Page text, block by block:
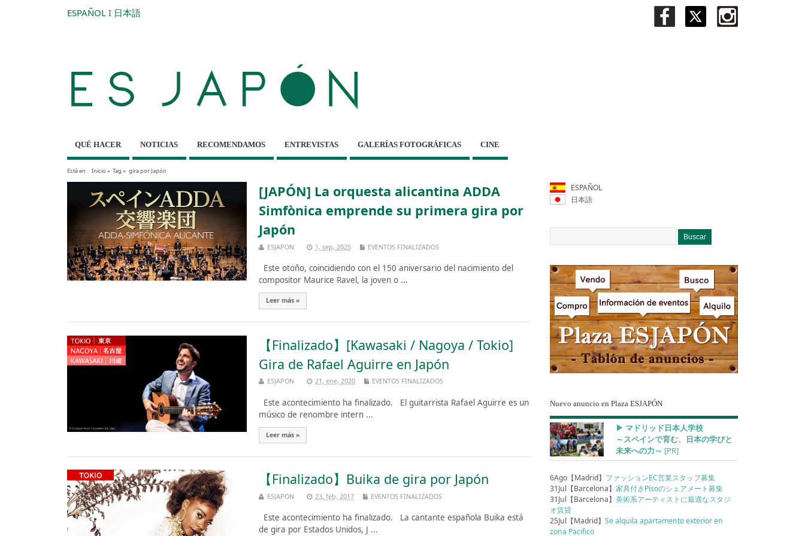
ESPAÑOL I 日本語
QUÉ HACER NOTICIAS RECOMENDAMOS ENTREVISTAS GALERÍAS FOTOGRÁFICAS CINE
Está en : Inicio» Tag » gira por Japón
[JAPÓN] La orquesta alicantina ADDA
Simfònica emprende su primera gira por
Japón
ESJAPON 1, sep, 2025 EVENTOS FINALIZADOS
Este otoño, coincidiendo con el 150 aniversario del nacimiento del
compositor Maurice Ravel, la joven o ...
Leer más »
【Finalizado】[Kawasaki / Nagoya / Tokio]
Gira de Rafael Aguirre en Japón
ESJAPON 21, ene, 2020 EVENTOS FINALIZADOS
Este acontecimiento ha finalizado. El guitarrista Rafael Aguirre es un
músico de renombre intern ...
Leer más »
【Finalizado】Buika de gira por Japón
ESJAPON 23, feb, 2017 EVENTOS FINALIZADOS
Este acontecimiento ha finalizado. La cantante española Buika está
de gira por Estados Unidos, J ...
ESPAÑOL
日本語
Nuevo anuncio en Plaza ESJAPÓN
▶︎ マドリッド日本人学校
～スペインで育む、日本の学びと
未来への力～ [PR]
6Ago【Madrid】 ファッションEC営業スタッフ募集
31Jul【Barcelona】家具付きPisoのシェアメート募集
31Jul【Barcelona】美術系アーティストに最適なスタジ
オ賃貸
25Jul【Madrid】Se alquila apartamento exterior en
zona Pacifico